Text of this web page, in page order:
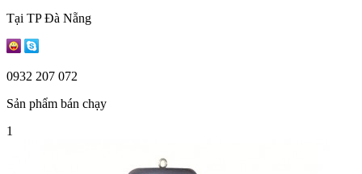
Tại TP Đà Nẵng
0932 207 072
Sản phẩm bán chạy
1